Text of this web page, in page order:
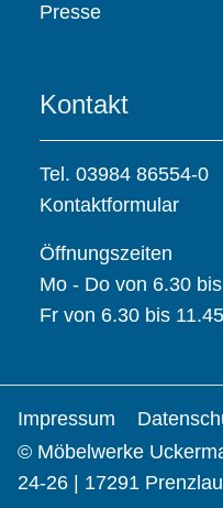
Presse
Kontakt
Tel. 03984 86554-0
Kontaktformular
Öffnungszeiten
Mo - Do von 6.30
Fr von 6.30 bis
Impressum
© Möbelwerke
24-26 | 17291 Prenzlau